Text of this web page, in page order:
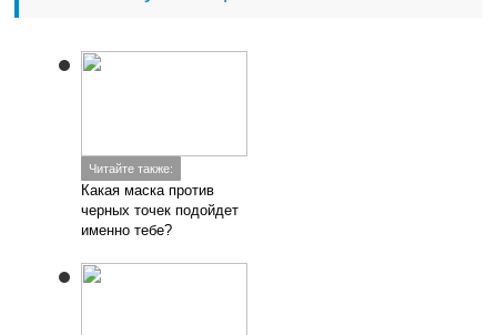
Читайте также:
Какая маска против
черных точек подойдет
именно тебе?